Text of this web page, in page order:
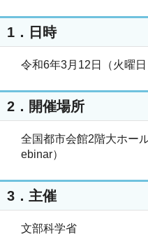
1．日時
令和6年3月12日（火曜
2．開催場所
全国都市会館2階大ホー
ebinar）
3．主催
文部科学省